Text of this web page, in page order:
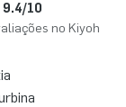
9.4/10
no Kiyoh